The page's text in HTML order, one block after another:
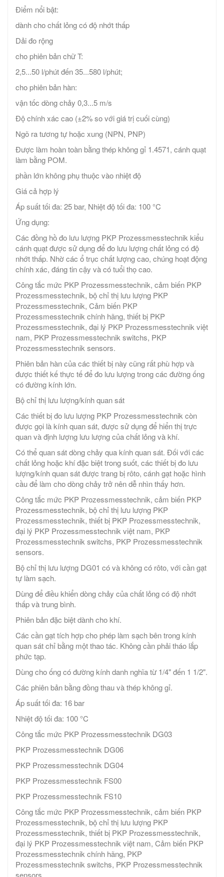
Điểm nổi bật:
dành cho chất lỏng có độ nhớt thấp
Dải đo rộng
cho phiên bản chữ T:
2,5...50 l/phút đến 35...580 l/phút;
cho phiên bản hàn:
vận tốc dòng chảy 0,3...5 m/s
Độ chính xác cao (±2% so với giá trị cuối cùng)
Ngõ ra tương tự hoặc xung (NPN, PNP)
Được làm hoàn toàn bằng thép không gỉ 1.4571, cánh quạt
làm bằng POM.
phần lớn không phụ thuộc vào nhiệt độ
Giá cả hợp lý
Áp suất tối đa: 25 bar, Nhiệt độ tối đa: 100 °C
Ứng dụng:
Các đồng hồ đo lưu lượng PKP Prozessmesstechnik kiểu
cánh quạt được sử dụng để đo lưu lượng chất lỏng có độ
nhớt thấp. Nhờ các ổ trục chất lượng cao, chúng hoạt động
chính xác, đáng tin cậy và có tuổi thọ cao.
Công tắc mức PKP Prozessmesstechnik, cảm biến PKP
Prozessmesstechnik, bộ chỉ thị lưu lượng PKP
Prozessmesstechnik, Cảm biến PKP
Prozessmesstechnik chính hãng​, thiết bị PKP
Prozessmesstechnik, đại lý PKP Prozessmesstechnik việt
nam, PKP Prozessmesstechnik switchs, PKP
Prozessmesstechnik sensors.
Phiên bản hàn của các thiết bị này cũng rất phù hợp và
được thiết kế thực tế để đo lưu lượng trong các đường ống
có đường kính lớn.
Bộ chỉ thị lưu lượng/kính quan sát
Các thiết bị đo lưu lượng PKP Prozessmesstechnik còn
được gọi là kính quan sát, được sử dụng để hiển thị trực
quan và định lượng lưu lượng của chất lỏng và khí.
Có thể quan sát dòng chảy qua kính quan sát. Đối với các
chất lỏng hoặc khí đặc biệt trong suốt, các thiết bị đo lưu
lượng/kính quan sát được trang bị rôto, cánh gạt hoặc hình
cầu để làm cho dòng chảy trở nên dễ nhìn thấy hơn.
Công tắc mức PKP Prozessmesstechnik, cảm biến PKP
Prozessmesstechnik, bộ chỉ thị lưu lượng PKP
Prozessmesstechnik, thiết bị PKP Prozessmesstechnik,
đại lý PKP Prozessmesstechnik việt nam, PKP
Prozessmesstechnik switchs, PKP Prozessmesstechnik
sensors.
Bộ chỉ thị lưu lượng DG01 có và không có rôto, với cần gạt
tự làm sạch.
Dùng để điều khiển dòng chảy của chất lỏng có độ nhớt
thấp và trung bình.
Phiên bản đặc biệt dành cho khí.
Các cần gạt tích hợp cho phép làm sạch bên trong kính
quan sát chỉ bằng một thao tác. Không cần phải tháo lắp
phức tạp.
Dùng cho ống có đường kính danh nghĩa từ 1/4" đến 1 1/2".
Các phiên bản bằng đồng thau và thép không gỉ.
Áp suất tối đa: 16 bar
Nhiệt độ tối đa: 100 °C
Công tắc mức PKP Prozessmesstechnik DG03
PKP Prozessmesstechnik DG06
PKP Prozessmesstechnik DG04
PKP Prozessmesstechnik FS00
PKP Prozessmesstechnik FS10
Công tắc mức PKP Prozessmesstechnik, cảm biến PKP
Prozessmesstechnik, bộ chỉ thị lưu lượng PKP
Prozessmesstechnik, thiết bị PKP Prozessmesstechnik,
đại lý PKP Prozessmesstechnik việt nam, Cảm biến PKP
Prozessmesstechnik chính hãng​, PKP
Prozessmesstechnik switchs, PKP Prozessmesstechnik
sensors.